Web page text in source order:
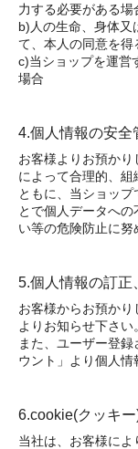
力する必要がある場
b)人の生命、身体又
て、本人の同意を
c)当ショップを運営
場合
4.個人情報の安全
お客様よりお預か
によって合理的、
ともに、当ショッ
とで個人データへ
い等の危険防止に努
5.個人情報の訂正
お客様からお預か
よりお知らせ下さい。
また、ユーザー登
ウント」より個人情
6.cookie(クッキ
当社は、お客様に